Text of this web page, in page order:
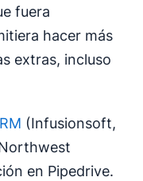
fuera
hacer más
extras, incluso
(Infusionsoft,
en Pipedrive.